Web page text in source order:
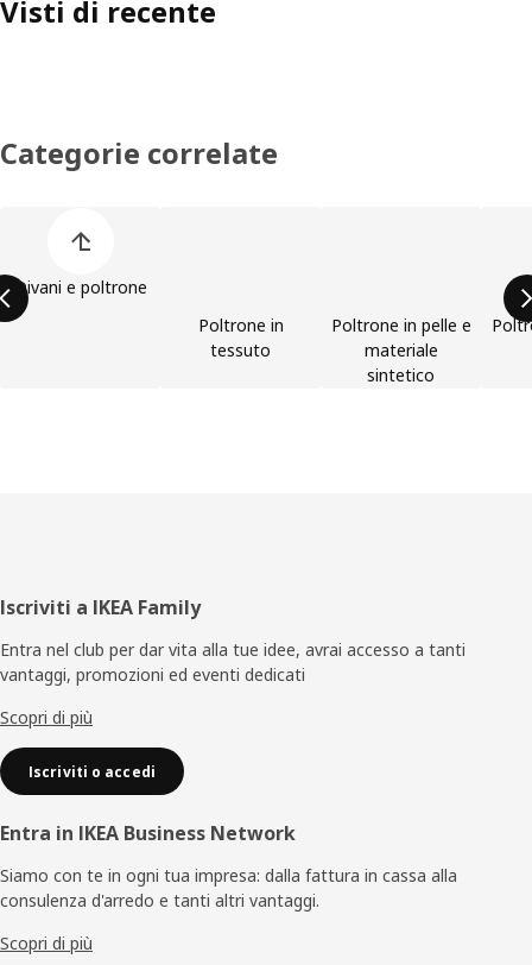
Visti di recente
Categorie correlate
Divani e poltrone
Poltrone in
tessuto
Poltrone in pelle e
materiale
sintetico
Piè
di
pagina
Iscriviti a IKEA Family
Entra nel club per dar vita alla tue idee, avrai accesso a tanti
vantaggi, promozioni ed eventi dedicati
Scopri di più
Iscriviti o accedi
Entra in IKEA Business Network
Siamo con te in ogni tua impresa: dalla fattura in cassa alla
consulenza d'arredo e tanti altri vantaggi.
Scopri di più